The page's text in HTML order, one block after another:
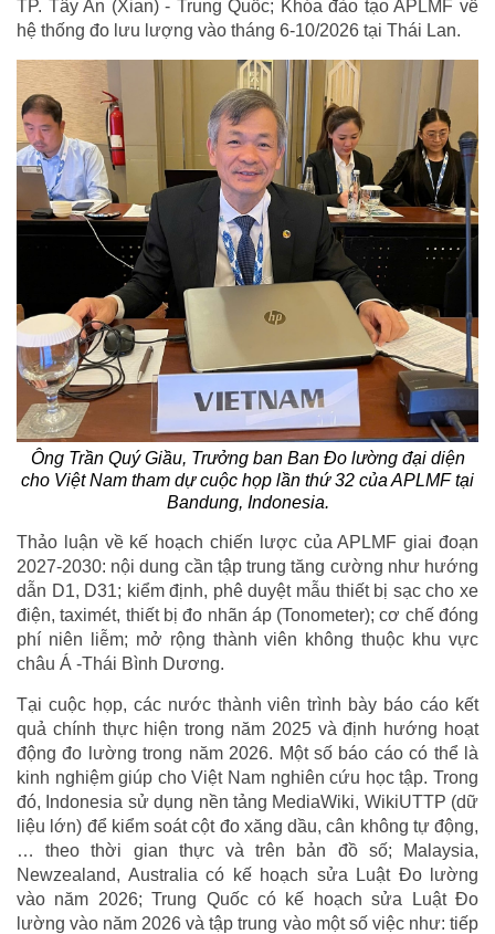
TP. Tây An (Xian) - Trung Quốc; Khóa đào tạo APLMF về
hệ thống đo lưu lượng vào tháng 6-10/2026 tại Thái Lan.
Ông Trần Quý Giầu, Trưởng ban Ban Đo lường đại diện
cho Việt Nam tham dự cuộc họp lần thứ 32 của APLMF tại
Bandung, Indonesia.
Thảo luận về kế hoạch chiến lược của APLMF giai đoạn
2027-2030: nội dung cần tập trung tăng cường như hướng
dẫn D1, D31; kiểm định, phê duyệt mẫu thiết bị sạc cho xe
điện, taximét, thiết bị đo nhãn áp (Tonometer); cơ chế đóng
phí niên liễm; mở rộng thành viên không thuộc khu vực
châu Á -Thái Bình Dương.
Tại cuộc họp, các nước thành viên trình bày báo cáo kết
quả chính thực hiện trong năm 2025 và định hướng hoạt
động đo lường trong năm 2026. Một số báo cáo có thể là
kinh nghiệm giúp cho Việt Nam nghiên cứu học tập. Trong
đó, Indonesia sử dụng nền tảng MediaWiki, WikiUTTP (dữ
liệu lớn) để kiểm soát cột đo xăng dầu, cân không tự động,
… theo thời gian thực và trên bản đồ số; Malaysia,
Newzealand, Australia có kế hoạch sửa Luật Đo lường
vào năm 2026; Trung Quốc có kế hoạch sửa Luật Đo
lường vào năm 2026 và tập trung vào một số việc như: tiếp